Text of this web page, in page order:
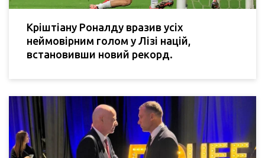
Кріштіану Роналду вразив усіх
неймовірним голом у Лізі націй,
встановивши новий рекорд.